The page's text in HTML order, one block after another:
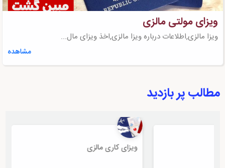
ویزای مولتی مالزی
ویزا مالزی,اطلاعات درباره ویزا مالزی,اخذ ویزای مال...
مشاهده
مطالب پر بازدید
ویزای کاری مالزی